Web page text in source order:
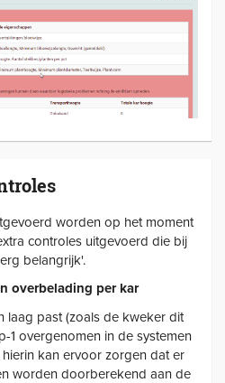
worden op het moment
controles uitgevoerd die bij
belangrijk'.
overbelading per kar
laag past (zoals de kweker dit
1 overgenomen in de systemen
kan ervoor zorgen dat er
worden doorberekend aan de